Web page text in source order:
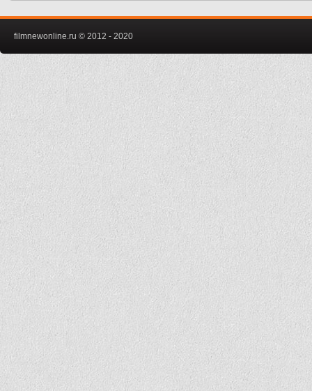
filmnewonline.ru © 2012 - 2020